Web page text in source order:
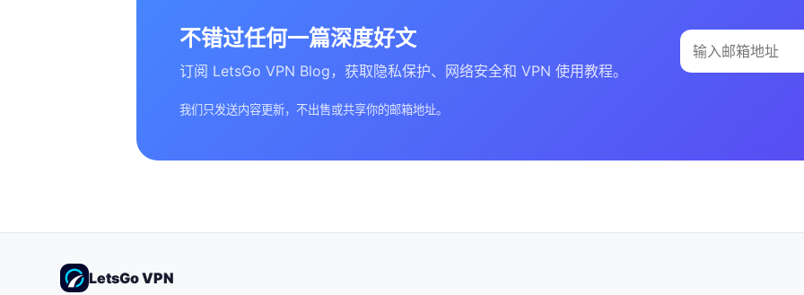
不错过任何一篇深度好文
订阅 LetsGo VPN Blog，获取隐私保护、网络安全和 VPN 使用教程。
我们只发送内容更新，不出售或共享你的邮箱地址。
LetsGo VPN